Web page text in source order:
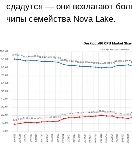
сдадутся — они возлагают
чипы семейства Nova Lake.